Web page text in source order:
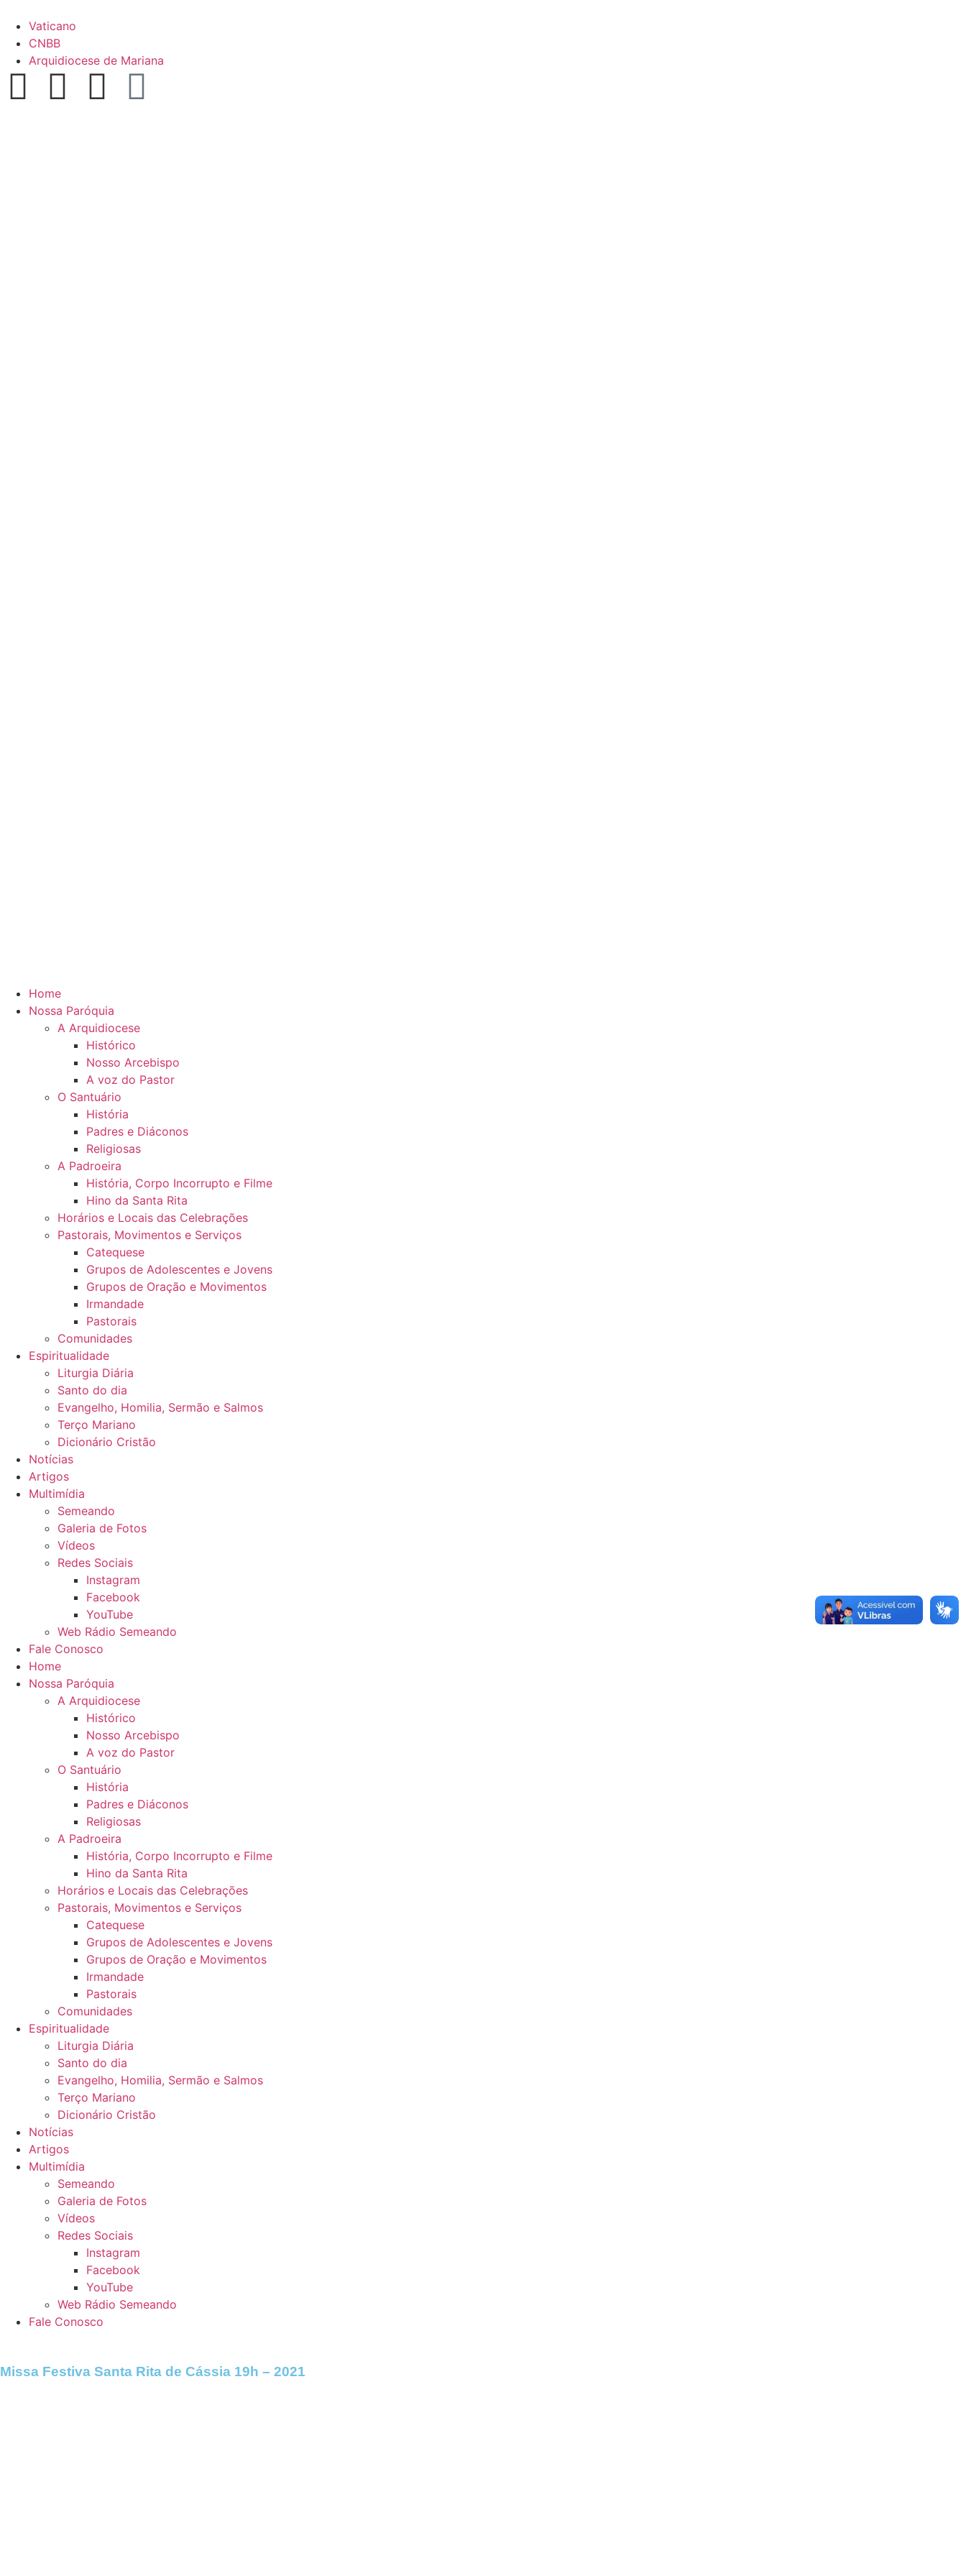
Vaticano
CNBB
Arquidiocese de Mariana
Home
Nossa Paróquia
A Arquidiocese
Histórico
Nosso Arcebispo
A voz do Pastor
O Santuário
História
Padres e Diáconos
Religiosas
A Padroeira
História, Corpo Incorrupto e Filme
Hino da Santa Rita
Horários e Locais das Celebrações
Pastorais, Movimentos e Serviços
Catequese
Grupos de Adolescentes e Jovens
Grupos de Oração e Movimentos
Irmandade
Pastorais
Comunidades
Espiritualidade
Liturgia Diária
Santo do dia
Evangelho, Homilia, Sermão e Salmos
Terço Mariano
Dicionário Cristão
Notícias
Artigos
Multimídia
Semeando
Galeria de Fotos
Vídeos
Redes Sociais
Instagram
Facebook
YouTube
Web Rádio Semeando
Fale Conosco
Home
Nossa Paróquia
A Arquidiocese
Histórico
Nosso Arcebispo
A voz do Pastor
O Santuário
História
Padres e Diáconos
Religiosas
A Padroeira
História, Corpo Incorrupto e Filme
Hino da Santa Rita
Horários e Locais das Celebrações
Pastorais, Movimentos e Serviços
Catequese
Grupos de Adolescentes e Jovens
Grupos de Oração e Movimentos
Irmandade
Pastorais
Comunidades
Espiritualidade
Liturgia Diária
Santo do dia
Evangelho, Homilia, Sermão e Salmos
Terço Mariano
Dicionário Cristão
Notícias
Artigos
Multimídia
Semeando
Galeria de Fotos
Vídeos
Redes Sociais
Instagram
Facebook
YouTube
Web Rádio Semeando
Fale Conosco
Missa Festiva Santa Rita de Cássia 19h – 2021